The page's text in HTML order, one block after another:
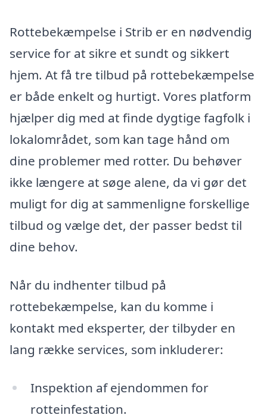
Rottebekæmpelse i Strib er en nødvendig
service for at sikre et sundt og sikkert
hjem. At få tre tilbud på rottebekæmpelse
er både enkelt og hurtigt. Vores platform
hjælper dig med at finde dygtige fagfolk i
lokalområdet, som kan tage hånd om
dine problemer med rotter. Du behøver
ikke længere at søge alene, da vi gør det
muligt for dig at sammenligne forskellige
tilbud og vælge det, der passer bedst til
dine behov.
Når du indhenter tilbud på
rottebekæmpelse, kan du komme i
kontakt med eksperter, der tilbyder en
lang række services, som inkluderer:
Inspektion af ejendommen for
rotteinfestation.